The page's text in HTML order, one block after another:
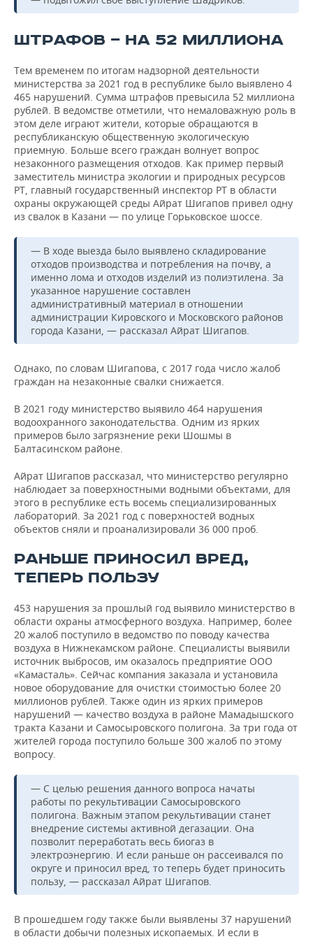
ШТРАФОВ — НА 52 МИЛЛИОНА
Тем временем по итогам надзорной деятельности
министерства за 2021 год в республике было выявлено 4
465 нарушений. Сумма штрафов превысила 52 миллиона
рублей. В ведомстве отметили, что немаловажную роль в
этом деле играют жители, которые обращаются в
республиканскую общественную экологическую
приемную. Больше всего граждан волнует вопрос
незаконного размещения отходов. Как пример первый
заместитель министра экологии и природных ресурсов
РТ, главный государственный инспектор РТ в области
охраны окружающей среды Айрат Шигапов привел одну
из свалок в Казани — по улице Горьковское шоссе.
— В ходе выезда было выявлено складирование
отходов производства и потребления на почву, а
именно лома и отходов изделий из полиэтилена. За
указанное нарушение составлен
административный материал в отношении
администрации Кировского и Московского районов
города Казани, — рассказал Айрат Шигапов.
Однако, по словам Шигапова, с 2017 года число жалоб
граждан на незаконные свалки снижается.
В 2021 году министерство выявило 464 нарушения
водоохранного законодательства. Одним из ярких
примеров было загрязнение реки Шошмы в
Балтасинском районе.
Айрат Шигапов рассказал, что министерство регулярно
наблюдает за поверхностными водными объектами, для
этого в республике есть восемь специализированных
лабораторий. За 2021 год с поверхностей водных
объектов сняли и проанализировали 36 000 проб.
РАНЬШЕ ПРИНОСИЛ ВРЕД,
ТЕПЕРЬ ПОЛЬЗУ
453 нарушения за прошлый год выявило министерство в
области охраны атмосферного воздуха. Например, более
20 жалоб поступило в ведомство по поводу качества
воздуха в Нижнекамском районе. Специалисты выявили
источник выбросов, им оказалось предприятие ООО
«Камасталь». Сейчас компания заказала и установила
новое оборудование для очистки стоимостью более 20
миллионов рублей. Также один из ярких примеров
нарушений — качество воздуха в районе Мамадышского
тракта Казани и Самосыровского полигона. За три года от
жителей города поступило больше 300 жалоб по этому
вопросу.
— С целью решения данного вопроса начаты
работы по рекультивации Самосыровского
полигона. Важным этапом рекультивации станет
внедрение системы активной дегазации. Она
позволит переработать весь биогаз в
электроэнергию. И если раньше он рассеивался по
округе и приносил вред, то теперь будет приносить
пользу, — рассказал Айрат Шигапов.
В прошедшем году также были выявлены 37 нарушений
в области добычи полезных ископаемых. И если в